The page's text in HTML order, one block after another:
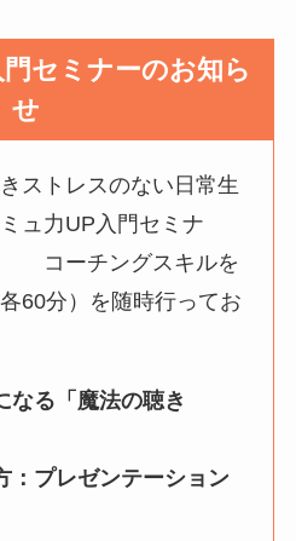
セミナーのお知ら
せ
ストレスのない日常生
ュ力UP入門セミナ
グスキルを
60分）を随時行ってお
なる「魔法の聴き
：プレゼンテーション